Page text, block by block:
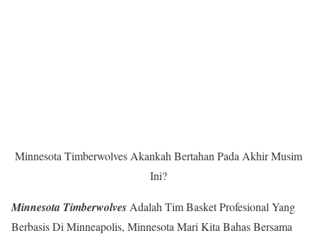
Minnesota Timberwolves Akankah Bertahan Pada Akhir Musim
Ini?
Minnesota Timberwolves Adalah Tim Basket Profesional Yang
Berbasis Di Minneapolis, Minnesota Mari Kita Bahas Bersama